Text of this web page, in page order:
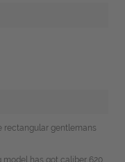
rectangular gentlemans